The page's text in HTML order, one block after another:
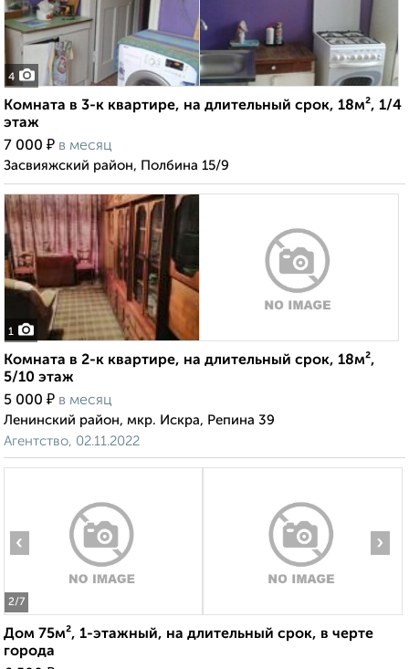
4
Комната в 3-к квартире, на длительный срок, 18м², 1/4
этаж
7 000 ₽ в месяц
Засвияжский район, Полбина 15/9
1
Комната в 2-к квартире, на длительный срок, 18м²,
5/10 этаж
5 000 ₽ в месяц
Ленинский район, мкр. Искра, Репина 39
Агентство, 02.11.2022
2/7
‹ ›
Дом 75м², 1-этажный, на длительный срок, в черте
города